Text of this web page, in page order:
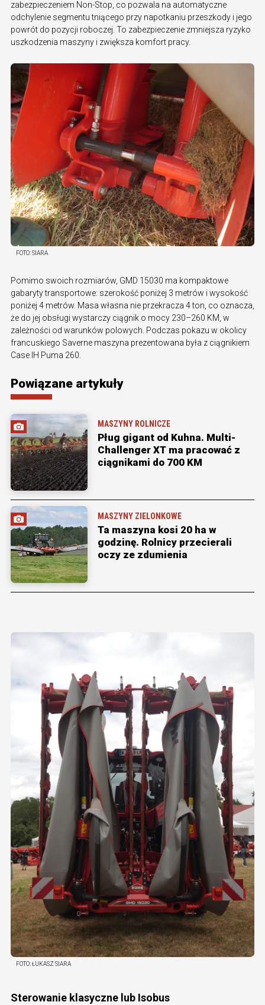
zabezpieczeniem Non-Stop, co pozwala na automatyczne
odchylenie segmentu tniącego przy napotkaniu przeszkody i jego
powrót do pozycji roboczej. To zabezpieczenie zmniejsza ryzyko
uszkodzenia maszyny i zwiększa komfort pracy.
FOTO:SIARA
Pomimo swoich rozmiarów, GMD 15030 ma kompaktowe
gabaryty transportowe: szerokość poniżej 3 metrów i wysokość
poniżej 4 metrów. Masa własna nie przekracza 4 ton, co oznacza,
że do jej obsługi wystarczy ciągnik o mocy 230–260 KM, w
zależności od warunków polowych. Podczas pokazu w okolicy
francuskiego Saverne maszyna prezentowana była z ciągnikiem
Case IH Puma 260.
Powiązane artykuły
MASZYNY ROLNICZE
Pług gigant od Kuhna. Multi-
Challenger XT ma pracować z
ciągnikami do 700 KM
MASZYNY ZIELONKOWE
Ta maszyna kosi 20 ha w
godzinę. Rolnicy przecierali
oczy ze zdumienia
FOTO:ŁUKASZ SIARA
Sterowanie klasyczne lub Isobus